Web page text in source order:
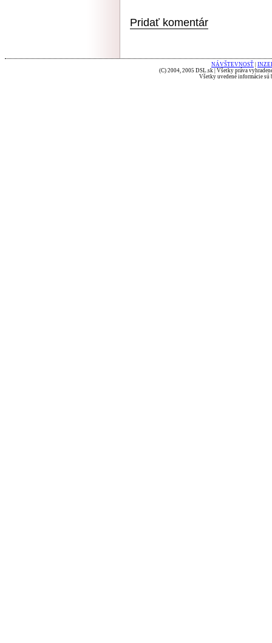
Pridať komentár
NÁVŠTEVNOSŤ
(C) 2004, 2005 DSL.sk | Všetky práva
Všetky uvedené informácie sú